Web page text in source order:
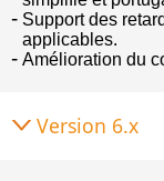
Support des
applicables.
Amélioration du
Version 6.x